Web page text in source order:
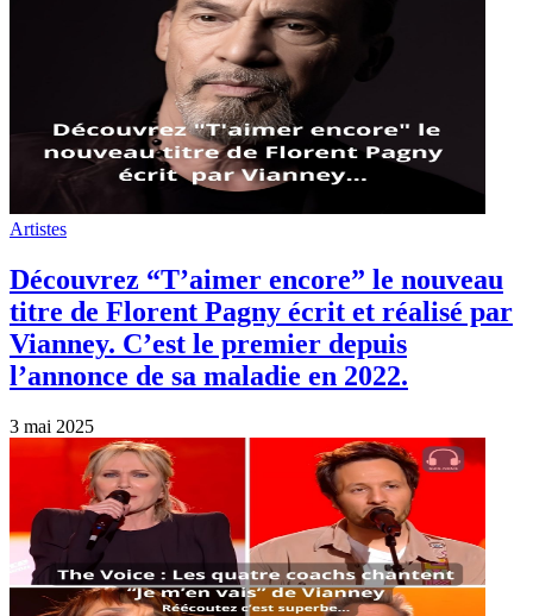
Artistes
Découvrez “T’aimer encore” le nouveau
titre de Florent Pagny écrit et réalisé par
Vianney. C’est le premier depuis
l’annonce de sa maladie en 2022.
3 mai 2025